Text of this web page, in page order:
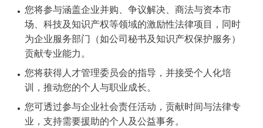
您将参与涵盖企业并购、争议解决、商法与资本市
场、科技及知识产权等领域的激励性法律项目，同时
为企业服务部门（如公司秘书及知识产权保护服务）
贡献专业能力。
您将获得人才管理委员会的指导，并接受个人化培
训，推动您的个人与职业成长。
您可透过参与企业社会责任活动，贡献时间与法律专
业，支持需要援助的个人及公益事务。